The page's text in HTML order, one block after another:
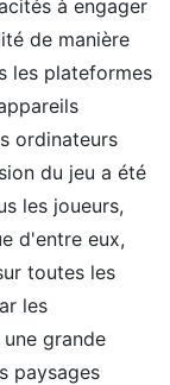
à engager
de manière
les plateformes
ordinateurs
du jeu a été
les joueurs,
d'entre eux,
toutes les
les
grande
paysages